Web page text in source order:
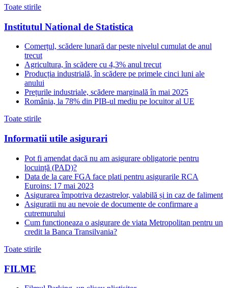
Toate stirile
Institutul National de Statistica
Comerțul, scădere lunară dar peste nivelul cumulat de anul
trecut
Agricultura, în scădere cu 4,3% anul trecut
Producția industrială, în scădere pe primele cinci luni ale
anului
Prețurile industriale, scădere marginală în mai 2025
România, la 78% din PIB-ul mediu pe locuitor al UE
Toate stirile
Informatii utile asigurari
Pot fi amendat dacă nu am asigurare obligatorie pentru
locuință (PAD)?
Data de la care FGA face plati pentru asigurarile RCA
Euroins: 17 mai 2023
Asigurarea împotriva dezastrelor, valabilă și in caz de faliment
Asiguratii nu au nevoie de documente de confirmare a
cutremurului
Cum functioneaza o asigurare de viata Metropolitan pentru un
credit la Banca Transilvania?
Toate stirile
FILME